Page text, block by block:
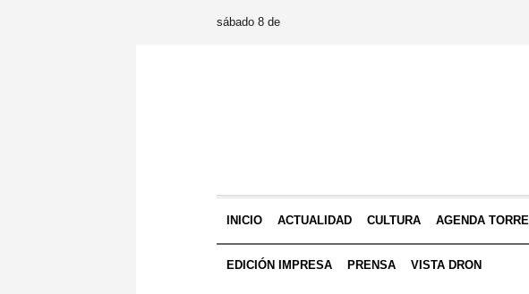
sábado 8 de
INICIO ACTUALIDAD CULTURA AGENDA
EDICIÓN IMPRESA PRENSA VISTA DRON